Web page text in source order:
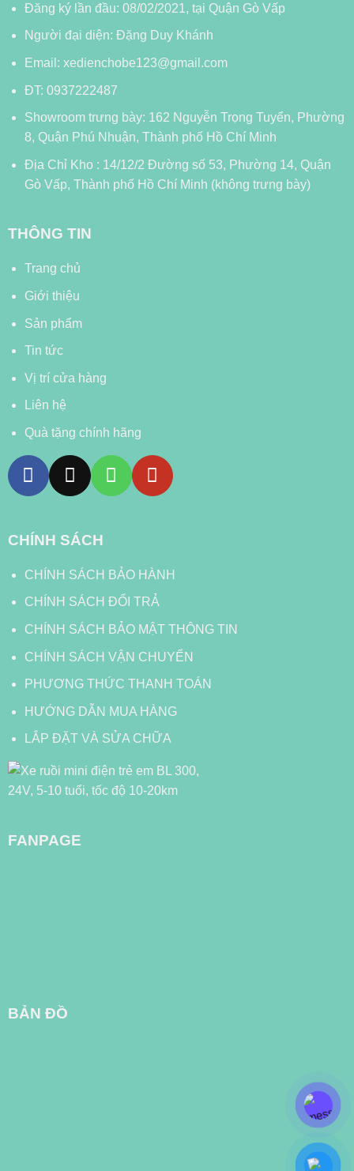
Đăng ký lần đầu: 08/02/2021, tại Quận Gò Vấp
Người đại diện: Đặng Duy Khánh
Email: xedienchobe123@gmail.com
ĐT: 0937222487
Showroom trưng bày: 162 Nguyễn Trọng Tuyển, Phường
8, Quận Phú Nhuận, Thành phố Hồ Chí Minh
Địa Chỉ Kho : 14/12/2 Đường số 53, Phường 14, Quận
Gò Vấp, Thành phố Hồ Chí Minh (không trưng bày)
THÔNG TIN
Trang chủ
Giới thiệu
Sản phẩm
Tin tức
Vị trí cửa hàng
Liên hệ
Quà tặng chính hãng
CHÍNH SÁCH
CHÍNH SÁCH BẢO HÀNH
CHÍNH SÁCH ĐỔI TRẢ
CHÍNH SÁCH BẢO MẬT THÔNG TIN
CHÍNH SÁCH VẬN CHUYỂN
PHƯƠNG THỨC THANH TOÁN
HƯỚNG DẪN MUA HÀNG
LẮP ĐẶT VÀ SỬA CHỮA
FANPAGE
BẢN ĐỒ